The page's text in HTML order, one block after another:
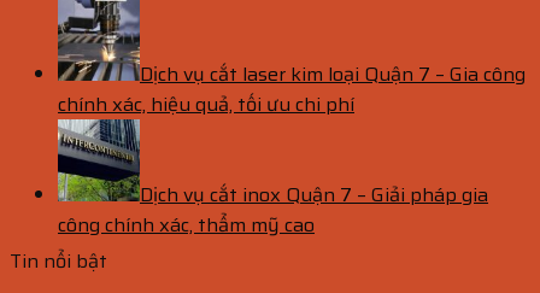
Dịch vụ cắt laser kim loại Quận 7 – Gia công
chính xác, hiệu quả, tối ưu chi phí
Dịch vụ cắt inox Quận 7 – Giải pháp gia
công chính xác, thẩm mỹ cao
Tin nổi bật